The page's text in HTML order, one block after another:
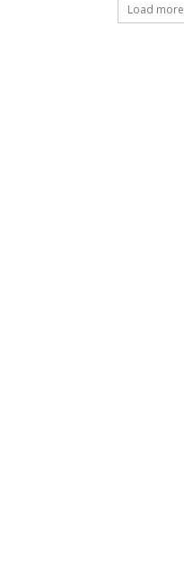
Load more